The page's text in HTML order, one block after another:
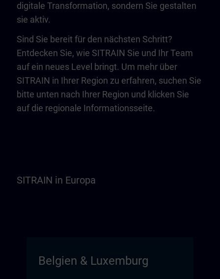
digitale Transformation, sondern Sie gestalten
sie aktiv.
Sind Sie bereit für den nächsten Schritt?
Entdecken Sie, wie SITRAIN Sie und Ihr Team
auf ein neues Level bringt. Um mehr über
SITRAIN in Ihrer Region zu erfahren, suchen Sie
bitte unten nach Ihrer Region und klicken Sie
auf die regionale Informationsseite.
SITRAIN in Europa
Belgien & Luxemburg